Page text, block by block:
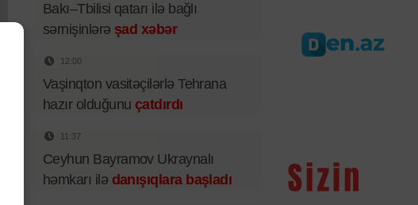
Bakı–Tbilisi qatarı ilə bağlı
sərnişinlərə şad xəbər
12:00
Vaşinqton vasitəçilərlə Tehrana
hazır olduğunu çatdırdı
11:37
Ceyhun Bayramov Ukraynalı
həmkarı ilə danışıqlara başladı